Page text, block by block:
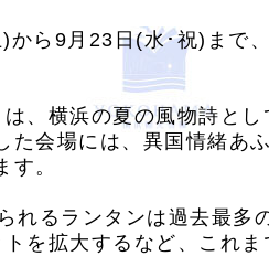
ら9月23日(水･祝)まで
、横浜の夏の風物詩と
た会場には、異国情緒あ
。
れるランタンは過去最多
を拡大するなど、これ